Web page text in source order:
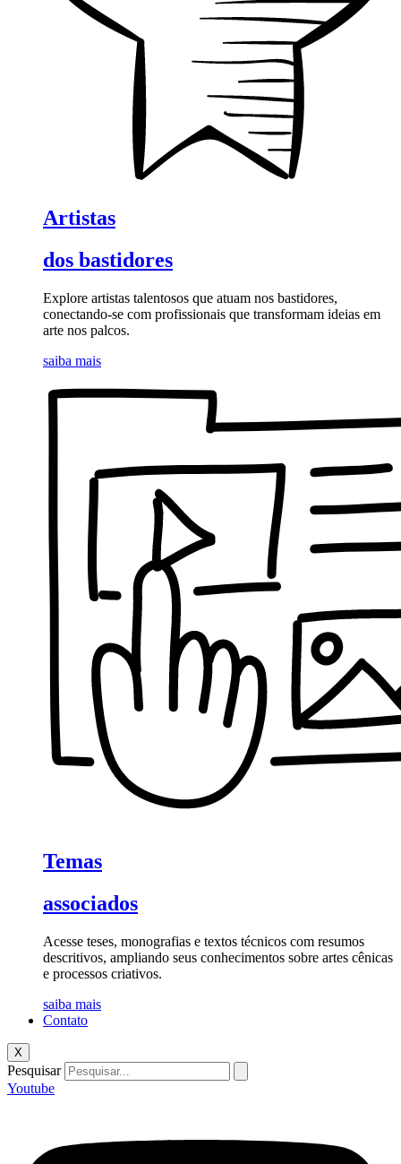
Artistas
dos bastidores
Explore artistas talentosos que atuam nos bastidores,
conectando-se com profissionais que transformam ideias em
arte nos palcos.
saiba mais
Temas
associados
Acesse teses, monografias e textos técnicos com resumos
descritivos, ampliando seus conhecimentos sobre artes cênicas
e processos criativos.
saiba mais
Contato
X
Pesquisar
Youtube